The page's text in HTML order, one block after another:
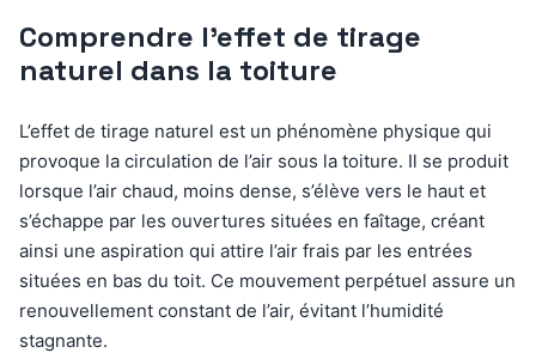
Comprendre l’effet de tirage
naturel dans la toiture
L’effet de tirage naturel est un phénomène physique qui
provoque la circulation de l’air sous la toiture. Il se produit
lorsque l’air chaud, moins dense, s’élève vers le haut et
s’échappe par les ouvertures situées en faîtage, créant
ainsi une aspiration qui attire l’air frais par les entrées
situées en bas du toit. Ce mouvement perpétuel assure un
renouvellement constant de l’air, évitant l’humidité
stagnante.